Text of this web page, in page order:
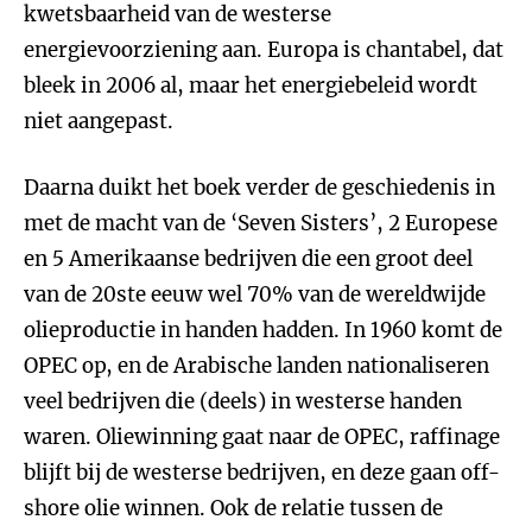
kwetsbaarheid van de westerse
energievoorziening aan. Europa is chantabel, dat
bleek in 2006 al, maar het energiebeleid wordt
niet aangepast.
Daarna duikt het boek verder de geschiedenis in
met de macht van de ‘Seven Sisters’, 2 Europese
en 5 Amerikaanse bedrijven die een groot deel
van de 20ste eeuw wel 70% van de wereldwijde
olieproductie in handen hadden. In 1960 komt de
OPEC op, en de Arabische landen nationaliseren
veel bedrijven die (deels) in westerse handen
waren. Oliewinning gaat naar de OPEC, raffinage
blijft bij de westerse bedrijven, en deze gaan off-
shore olie winnen. Ook de relatie tussen de